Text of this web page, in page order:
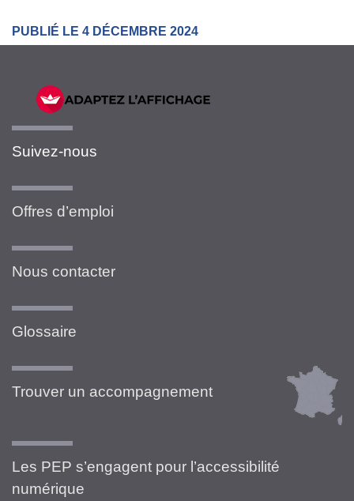
PUBLIÉ LE 4 DÉCEMBRE 2024
Suivez-nous
Offres d’emploi
Nous contacter
Glossaire
Trouver un accompagnement
Les PEP s’engagent pour l’accessibilité
numérique